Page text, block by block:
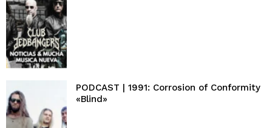
PODCAST | 1991: Corrosion of Conformity
«Blind»